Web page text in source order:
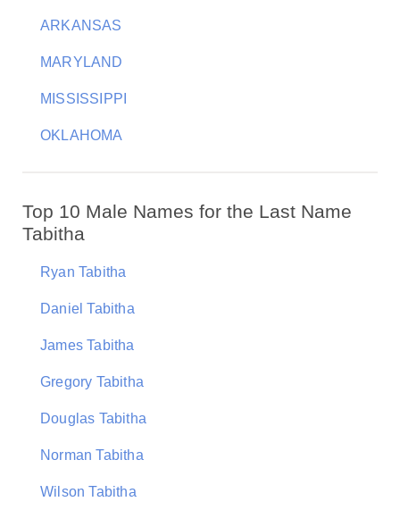
ARKANSAS
MARYLAND
MISSISSIPPI
OKLAHOMA
Top 10 Male Names for the Last Name
Tabitha
Ryan Tabitha
Daniel Tabitha
James Tabitha
Gregory Tabitha
Douglas Tabitha
Norman Tabitha
Wilson Tabitha